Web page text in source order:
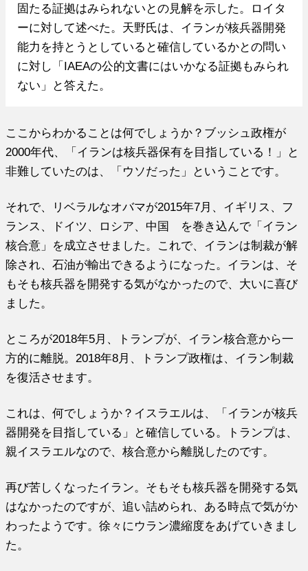
固たる証拠はみられないとの見解を示した。ロイタ
ーに対して述べた。天野氏は、イランが核兵器開発
能力を持とうとしていると確信しているかとの問い
に対し「IAEAの公的文書にはいかなる証拠もみられ
ない」と答えた。
ここからわかることは何でしょうか？ブッシュ政権が
2000年代、「イランは核兵器保有を目指している！」と
非難していたのは、「ウソだった」ということです。
それで、リベラルなオバマが2015年7月、イギリス、フ
ランス、ドイツ、ロシア、中国 を巻き込んで「イラン
核合意」を成立させました。これで、イランは制裁が解
除され、石油が輸出できるようになった。イランは、そ
もそも核兵器を開発する気がなかったので、大いに喜び
ました。
ところが2018年5月、トランプが、イラン核合意から一
方的に離脱。2018年8月、トランプ政権は、イラン制裁
を復活させます。
これは、何でしょうか？イスラエルは、「イランが核兵
器開発を目指している」と確信している。トランプは、
親イスラエルなので、核合意から離脱したのです。
再び苦しくなったイラン。そもそも核兵器を開発する気
はなかったのですが、追い詰められ、ある時点で気がか
わったようです。徐々にウラン濃縮度をあげていきまし
た。